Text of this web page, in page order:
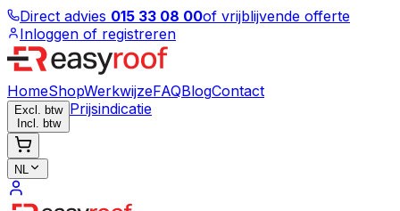
Direct advies 015 33 08 00of vrijblijvende offerte
Inloggen of registreren
HomeShopWerkwijzeFAQBlogContact
Excl. btw
Incl. btw
Prijsindicatie
NL